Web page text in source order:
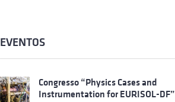
EVENTOS
Congresso “Physics Cases and
Instrumentation for EURISOL-DF”